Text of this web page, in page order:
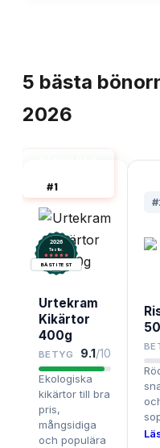
5 bästa
2026
I TEST
#1
2026
Testix.
BÄST I TEST
Urtekram
Kikärtor
400g
BETYG 9.1/10
Ekologiska
kikärtor till bra
pris,
mångsidiga
och populära
#